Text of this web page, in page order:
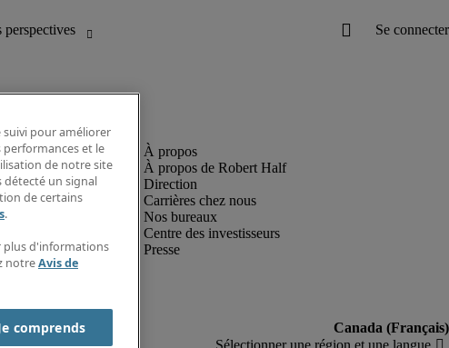
À propos de Robert Half
Direction
Carrières chez nous
Nos bureaux
Centre des investisseurs
Presse
suivi pour améliorer
performances et le
de notre site
détecté un signal
de certains
.
plus d'informations
notreAvis de
comprends